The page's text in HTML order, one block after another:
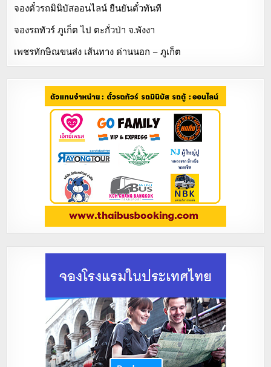
จองตั๋วรถมินิบัสออนไลน์ ยืนยันตั๋วทันที
จองรถทัวร์ ภูเก็ต ไป ตะกั่วป่า จ.พังงา
เพชรทักษิณขนส่ง เส้นทาง ด่านนอก – ภูเก็ต